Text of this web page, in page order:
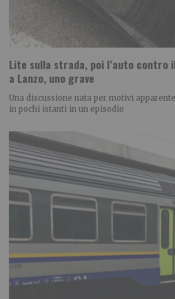
Lite sulla strada, poi l’auto
a Lanzo, uno grave
Una discussione nata per motivi
in pochi istanti in un episodio